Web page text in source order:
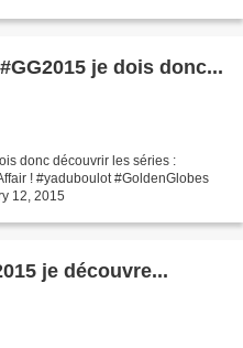
je dois donc...
donc découvrir les séries :
! #yaduboulot #GoldenGlobes
12, 2015
je découvre...